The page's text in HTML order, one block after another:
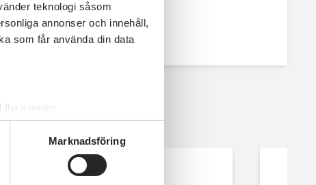
teknologi såsom
annonser och innehåll,
som får använda din data
flera meter
. Du kan ändra
Marknadsföring